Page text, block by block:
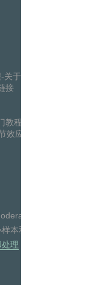
于中介模
接
教程
效应分析SPSS视频教
and-
本和大样本OLS
理